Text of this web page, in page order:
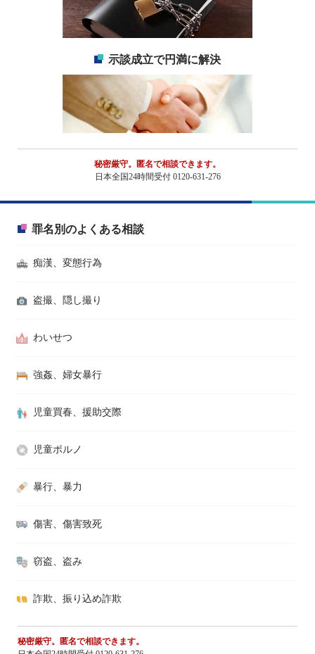
示談成立で円満に解決
秘密厳守。匿名で相談できます。
日本全国24時間受付 0120-631-276
罪名別のよくある相談
痴漢、変態行為
盗撮、隠し撮り
わいせつ
強姦、婦女暴行
児童買春、援助交際
児童ポルノ
暴行、暴力
傷害、傷害致死
窃盗、盗み
詐欺、振り込め詐欺
秘密厳守。匿名で相談できます。